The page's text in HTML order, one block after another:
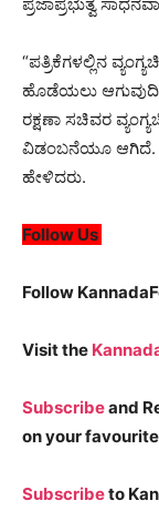
“ಪತ್ರಿಕೆಗಳಲ್ಲಿನ
ಹೊಡೆಯಲು
ರಕ್ಷಣಾ ಸಚಿವರ
ವಿಡಂಬನೆಯೂ ಆಗಿದೆ.
ಹೇಳಿದರು.
Follow Us
Follow
Visit the
Subscribeand
on your
Subscribeto